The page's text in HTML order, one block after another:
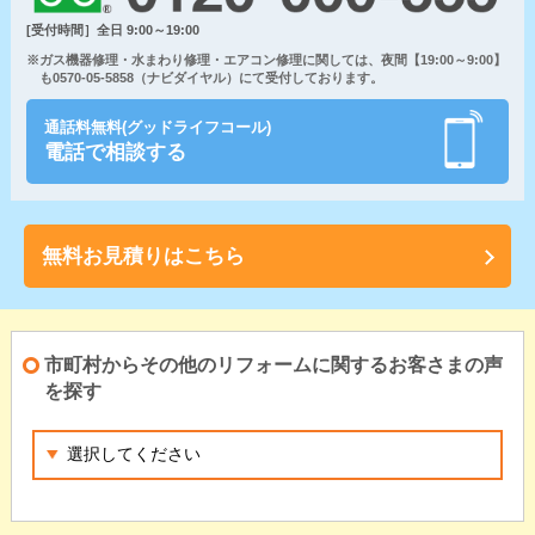
[受付時間］全日 9:00～19:00
※ガス機器修理・水まわり修理・エアコン修理に関しては、夜間【19:00～9:00】
も0570-05-5858（ナビダイヤル）にて受付しております。
通話料無料(グッドライフコール)
電話で相談する
無料お見積りはこちら
市町村からその他のリフォームに関するお客さまの声
を探す